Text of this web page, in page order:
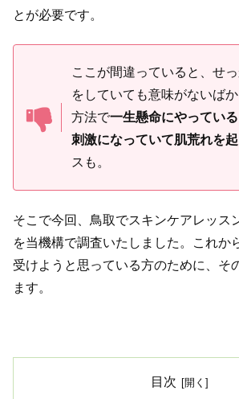
とが必要です。
ここが間違っていると、せ
をしていても意味がないば
方法で一生懸命にやってい
刺激になっていて肌荒れを
スも。
そこで今回、鳥取でスキンケアレッス
を当機構で調査いたしました。これか
受けようと思っている方のために、そ
ます。
目次